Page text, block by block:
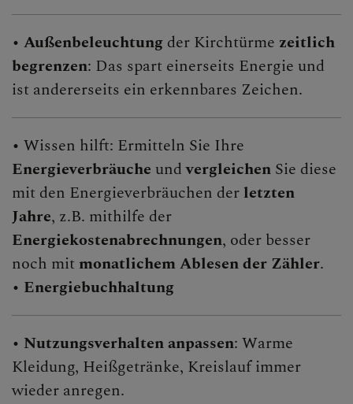
• Außenbeleuchtung der Kirchtürme zeitlich
begrenzen: Das spart einerseits Energie und
ist andererseits ein erkennbares Zeichen.
• Wissen hilft: Ermitteln Sie Ihre
Energieverbräuche undvergleichen Sie diese
mit den Energieverbräuchen der letzten
Jahre, z.B. mithilfe der
Energiekostenabrechnungen, oder besser
noch mit monatlichem Ablesen der Zähler.
• Energiebuchhaltung
• Nutzungsverhalten anpassen: Warme
Kleidung, Heißgetränke, Kreislauf immer
wieder anregen.